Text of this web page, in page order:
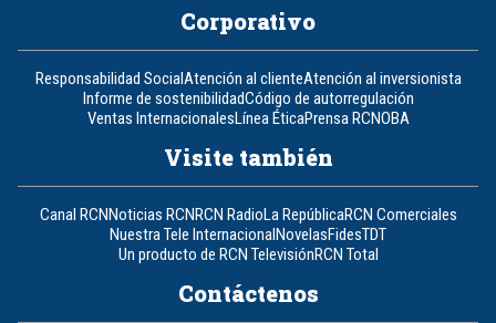
Corporativo
Responsabilidad SocialAtención al clienteAtención al inversionista
Informe de sostenibilidadCódigo de autorregulación
Ventas InternacionalesLínea ÉticaPrensa RCNOBA
Visite también
Canal RCNNoticias RCNRCN RadioLa RepúblicaRCN Comerciales
Nuestra Tele InternacionalNovelasFidesTDT
Un producto de RCN TelevisiónRCN Total
Contáctenos